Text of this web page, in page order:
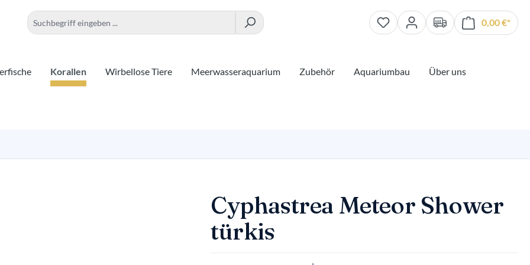
0,00 €*
Korallen Wirbellose Tiere Meerwasseraquarium Zubehör Aquariumbau
Über uns
Cyphastrea Meteor Shower
türkis